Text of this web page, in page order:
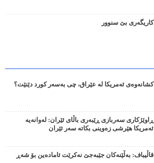
کاریگەری بێ سنوور
کشانەوەی ئەمریکا لە عێراق، چی بەسەر کورد دێنێت؟
ڕاوێژکاری سەربازی ڕێبەری باڵای ئێران: لەوانەیە
ئەمریکا هێرشی زەوینی بکاتە سەر ئێران
قاڵیباف: بەڵێنەکان جێبەجێ نەکرێت ئامادەین بۆ شەڕ